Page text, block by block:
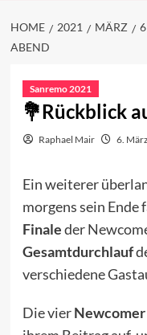
HOME 2021 MÄRZ 6
ABEND
Sanremo 2021
Rückblick
Raphael Mair 6.
Ein weiterer
morgens sein Ende
Finaleder
Gesamtdurchlauf
verschiedene
Die vierNewcomer